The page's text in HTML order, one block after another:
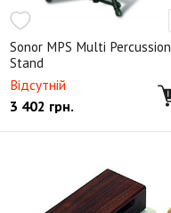
Sonor MPS Multi Percussion
Stand
Відсутній
3 402 грн.